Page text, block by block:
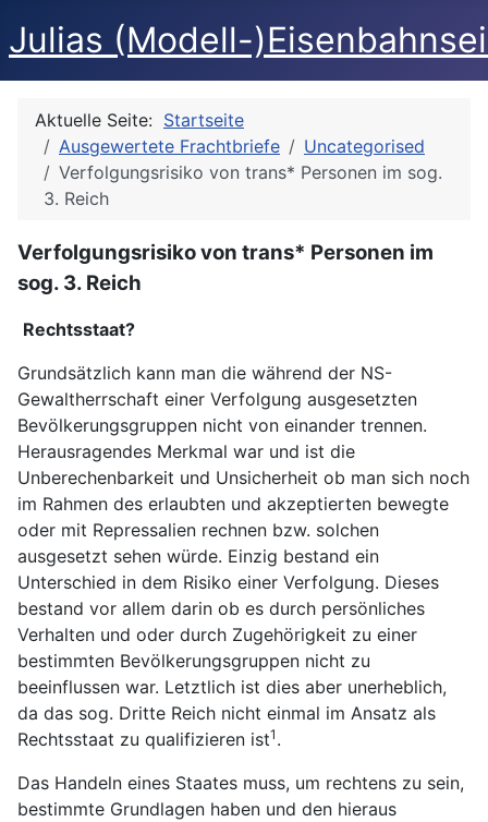
Julias (Modell-
Aktuelle Seite: Startseite
Ausgewertete Frachtbriefe
Uncategorised
Verfolgungsrisiko von trans* Personen im sog.
3. Reich
Verfolgungsrisiko von trans* Personen im
sog. 3. Reich
Rechtsstaat?
Grundsätzlich kann man die während der NS-
Gewaltherrschaft einer Verfolgung ausgesetzten
Bevölkerungsgruppen nicht von einander trennen.
Herausragendes Merkmal war und ist die
Unberechenbarkeit und Unsicherheit ob man sich noch
im Rahmen des erlaubten und akzeptierten bewegte
oder mit Repressalien rechnen bzw. solchen
ausgesetzt sehen würde. Einzig bestand ein
Unterschied in dem Risiko einer Verfolgung. Dieses
bestand vor allem darin ob es durch persönliches
Verhalten und oder durch Zugehörigkeit zu einer
bestimmten Bevölkerungsgruppen nicht zu
beeinflussen war. Letztlich ist dies aber unerheblich,
da das sog. Dritte Reich nicht einmal im Ansatz als
Rechtsstaat zu qualifizieren ist1 .
Das Handeln eines Staates muss, um rechtens zu sein,
bestimmte Grundlagen haben und den hieraus